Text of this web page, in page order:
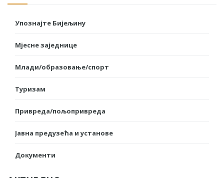
Упознајте Бијељину
Мјесне заједнице
Млади/образовање/спорт
Туризам
Привреда/пољопривреда
Јавна предузећа и установе
Документи